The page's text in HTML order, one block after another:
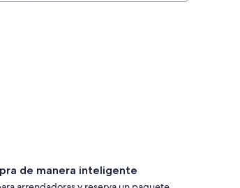
de manera inteligente